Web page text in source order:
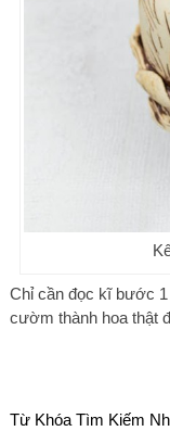
Chỉ cần đọc kĩ bước
cườm thành hoa thật
Từ Khóa Tìm Kiếm